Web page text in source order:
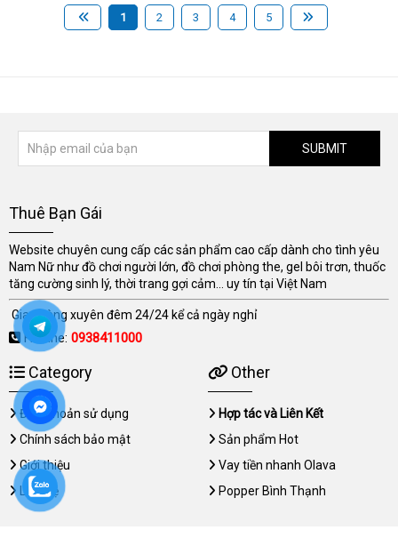
1 2 3 4 5
SUBMIT
Thuê Bạn Gái
Website chuyên cung cấp các sản phẩm cao cấp dành cho tình yêu
Nam Nữ như đồ chơi người lớn, đồ chơi phòng the, gel bôi trơn, thuốc
tăng cường sinh lý, thời trang gợi cảm... uy tín tại Việt Nam
Giao hàng xuyên đêm 24/24 kể cả ngày nghỉ
Hotline: 0938411000
Category
Điều khoản sử dụng
Chính sách bảo mật
Giới thiệu
Liên hệ
Other
Hợp tác và Liên Kết
Sản phẩm Hot
Vay tiền nhanh Olava
Popper Bình Thạnh